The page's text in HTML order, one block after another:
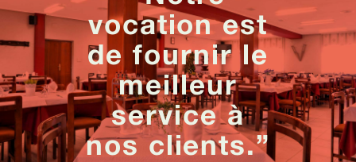
vocation est
de fournir le
meilleur
service à
nos clients.”